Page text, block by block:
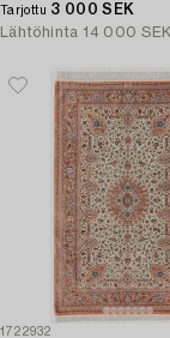
Tarjottu 3 000 SEK
Lähtöhinta 14 000 SEK
1722932